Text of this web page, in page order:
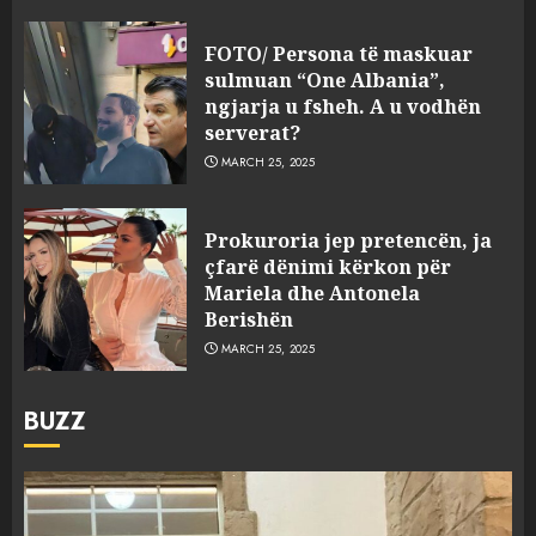
FOTO/ Persona të maskuar
sulmuan “One Albania”,
ngjarja u fsheh. A u vodhën
serverat?
MARCH 25, 2025
Prokuroria jep pretencën, ja
çfarë dënimi kërkon për
Mariela dhe Antonela
Berishën
MARCH 25, 2025
BUZZ